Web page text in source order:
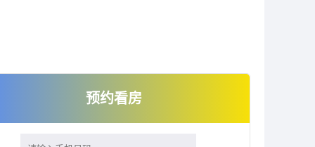
预约看房